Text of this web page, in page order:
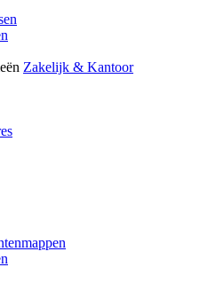
Zakelijk & Kantoor